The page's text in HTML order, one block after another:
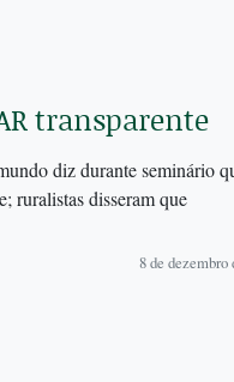
transparente
diz durante seminário
ruralistas disseram que
8 de dezembro